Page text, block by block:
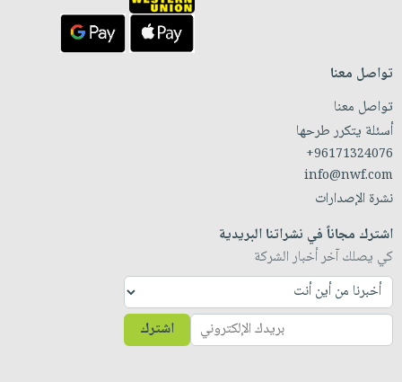
تواصل معنا
تواصل معنا
أسئلة يتكرر طرحها
+96171324076
info@nwf.com
نشرة الإصدارات
اشترك مجاناً في نشراتنا البريدية
كي يصلك آخر أخبار الشركة
اشترك